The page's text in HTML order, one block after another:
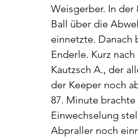
Weisgerber. In
Ball über die
einnetzte. Danach
Enderle. Kurz
Kautzsch A., der
der Keeper noch
87. Minute
Einwechselung
Abpraller noch